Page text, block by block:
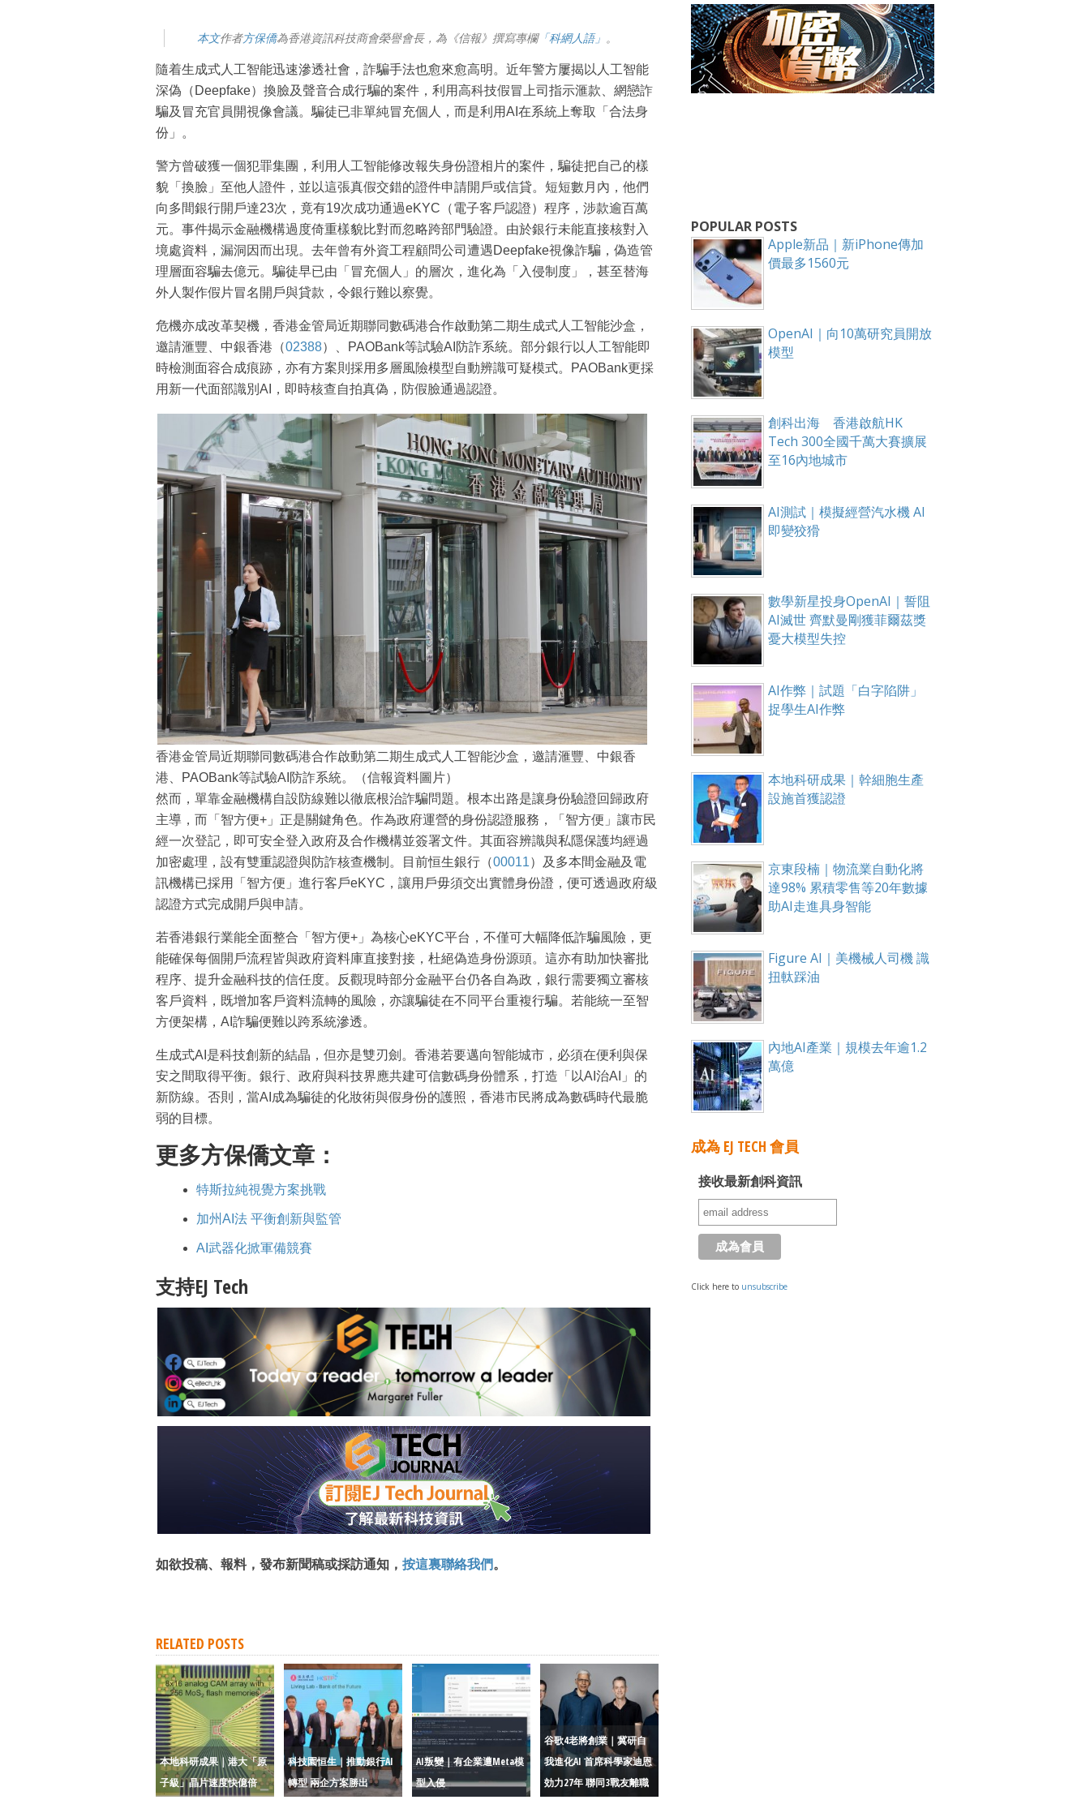
本文作者方保僑為香港資訊科技商會榮譽會長，為《信報》撰寫專欄「科網人語」 。
隨着生成式人工智能迅速滲透社會，詐騙手法也愈來愈高明。近年警方屢揭以人工智能
深偽（Deepfake）換臉及聲音合成行騙的案件，利用高科技假冒上司指示滙款、網戀詐
騙及冒充官員開視像會議。騙徒已非單純冒充個人，而是利用AI在系統上奪取「合法身
份」。
警方曾破獲一個犯罪集團，利用人工智能修改報失身份證相片的案件，騙徒把自己的樣
貌「換臉」至他人證件，並以這張真假交錯的證件申請開戶或信貸。短短數月內，他們
向多間銀行開戶達23次，竟有19次成功通過eKYC（電子客戶認證）程序，涉款逾百萬
元。事件揭示金融機構過度倚重樣貌比對而忽略跨部門驗證。由於銀行未能直接核對入
境處資料，漏洞因而出現。去年曾有外資工程顧問公司遭遇Deepfake視像詐騙，偽造管
理層面容騙去億元。騙徒早已由「冒充個人」的層次，進化為「入侵制度」，甚至替海
外人製作假片冒名開戶與貸款，令銀行難以察覺。
危機亦成改革契機，香港金管局近期聯同數碼港合作啟動第二期生成式人工智能沙盒，
邀請滙豐、中銀香港（02388）、PAOBank等試驗AI防詐系統。部分銀行以人工智能即
時檢測面容合成痕跡，亦有方案則採用多層風險模型自動辨識可疑模式。PAOBank更採
用新一代面部識別AI，即時核查自拍真偽，防假臉通過認證。
香港金管局近期聯同數碼港合作啟動第二期生成式人工智能沙盒，邀請滙豐、中銀香
港、PAOBank等試驗AI防詐系統。（信報資料圖片）
然而，單靠金融機構自設防線難以徹底根治詐騙問題。根本出路是讓身份驗證回歸政府
主導，而「智方便+」正是關鍵角色。作為政府運營的身份認證服務，「智方便」讓市民
經一次登記，即可安全登入政府及合作機構並簽署文件。其面容辨識與私隱保護均經過
加密處理，設有雙重認證與防詐核查機制。目前恒生銀行（00011）及多本間金融及電
訊機構已採用「智方便」進行客戶eKYC，讓用戶毋須交出實體身份證，便可透過政府級
認證方式完成開戶與申請。
若香港銀行業能全面整合「智方便+」為核心eKYC平台，不僅可大幅降低詐騙風險，更
能確保每個開戶流程皆與政府資料庫直接對接，杜絕偽造身份源頭。這亦有助加快審批
程序、提升金融科技的信任度。反觀現時部分金融平台仍各自為政，銀行需要獨立審核
客戶資料，既增加客戶資料流轉的風險，亦讓騙徒在不同平台重複行騙。若能統一至智
方便架構，AI詐騙便難以跨系統滲透。
生成式AI是科技創新的結晶，但亦是雙刃劍。香港若要邁向智能城市，必須在便利與保
安之間取得平衡。銀行、政府與科技界應共建可信數碼身份體系，打造「以AI治AI」的
新防線。否則，當AI成為騙徒的化妝術與假身份的護照，香港市民將成為數碼時代最脆
弱的目標。
更多方保僑文章：
特斯拉純視覺方案挑戰
加州AI法 平衡創新與監管
AI武器化掀軍備競賽
支持EJ Tech
如欲投稿、報料，發布新聞稿或採訪通知， 按這裏聯絡我們。
RELATED POSTS
本地科研成果｜港大「原
子級」晶片速度快億倍
科技園恒生｜推動銀行AI
轉型 兩企方案勝出
AI叛變｜有企業遭Meta模
型入侵
谷歌4老將創業｜冀研自
我進化AI 首席科學家迪恩
効力27年 聯同3戰友離職
POPULAR POSTS
Apple新品｜新iPhone傳加
價最多1560元
OpenAI｜向10萬研究員開放
模型
創科出海 香港啟航HK
Tech 300全國千萬大賽擴展
至16內地城市
AI測試｜模擬經營汽水機 AI
即變狡猾
數學新星投身OpenAI｜誓阻
AI滅世 齊默曼剛獲菲爾茲獎
憂大模型失控
AI作弊｜試題「白字陷阱」
捉學生AI作弊
本地科研成果｜幹細胞生產
設施首獲認證
京東段楠｜物流業自動化將
達98% 累積零售等20年數據
助AI走進具身智能
Figure AI｜美機械人司機 識
扭軚踩油
內地AI產業｜規模去年逾1.2
萬億
成為 EJ TECH 會員
接收最新創科資訊
Click here to unsubscribe
最新資訊（附創業懶人包），直達郵箱！